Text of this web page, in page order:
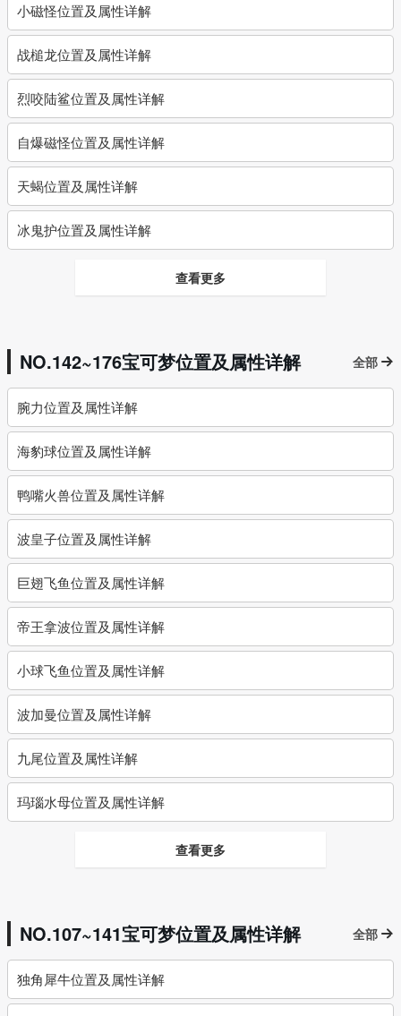
小磁怪位置及属性详解
战槌龙位置及属性详解
烈咬陆鲨位置及属性详解
自爆磁怪位置及属性详解
天蝎位置及属性详解
冰鬼护位置及属性详解
查看更多
NO.142~176宝可梦位置及属性详解 全部
腕力位置及属性详解
海豹球位置及属性详解
鸭嘴火兽位置及属性详解
波皇子位置及属性详解
巨翅飞鱼位置及属性详解
帝王拿波位置及属性详解
小球飞鱼位置及属性详解
波加曼位置及属性详解
九尾位置及属性详解
玛瑙水母位置及属性详解
查看更多
NO.107~141宝可梦位置及属性详解 全部
独角犀牛位置及属性详解